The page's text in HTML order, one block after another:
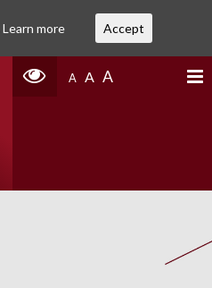
A A A
Learn more Accept